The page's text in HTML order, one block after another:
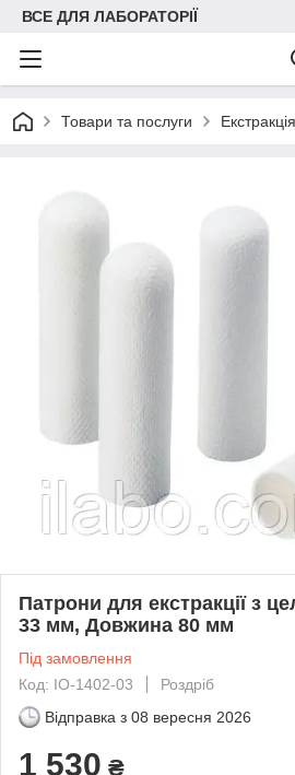
ВСЕ ДЛЯ ЛАБОРАТОРІЇ
Товари та послуги Екстракція
Патрони для екстракції з
33 мм, Довжина 80 мм
Під замовлення
Код: IO-1402-03
Роздріб
Відправка з 08 вересня 2026
1 530 ₴